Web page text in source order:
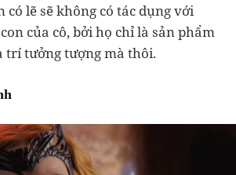
có lẽ sẽ không có tác dụng với
của cô, bởi họ chỉ là sản phẩm
trí tưởng tượng mà thôi.